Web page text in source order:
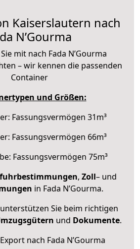
Kaiserslautern nach
N’Gourma
mit nach Fada N’Gourma
– wir kennen die passenden
Container
und Größen:
Fassungsvermögen 31m³
Fassungsvermögen 66m³
Fassungsvermögen 75m³
, Zoll– und
in Fada N’Gourma.
Sie beim richtigen
und Dokumente.
nach Fada N’Gourma